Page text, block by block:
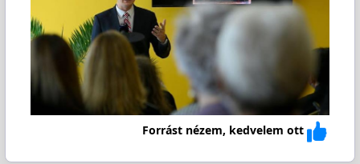
Forrást nézem, kedvelem ott